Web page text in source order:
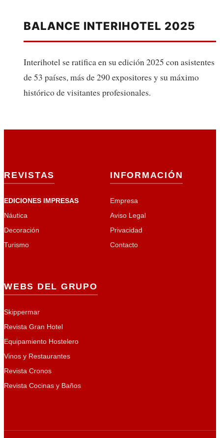
BALANCE INTERIHOTEL 2025
Interihotel se ratifica en su edición 2025 con asistentes
de 53 países, más de 290 expositores y su máximo
histórico de visitantes profesionales.
REVISTAS
EDICIONES IMPRESAS
Náutica
Decoración
Turismo
INFORMACIÓN
Empresa
Aviso Legal
Privacidad
Contacto
WEBS DEL GRUPO
Skippermar
Revista Gran Hotel
Equipamiento Hostelero
Vinos y Restaurantes
Revista Cronos
Revista Cocinas y Baños